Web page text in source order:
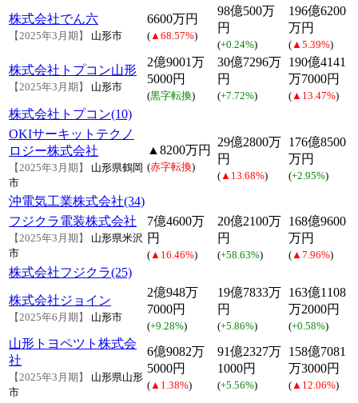
株式会社でん六
【2025年3月期】 山形市
6600万円
(▲68.57%)
98億500万
円
(+0.24%)
196億6200
万円
(▲5.39%)
株式会社トプコン山形
【2025年3月期】 山形市
2億9001万
5000円
(黒字転換)
30億7296万
円
(+7.72%)
190億4141
万7000円
(▲13.47%)
株式会社トプコン(10)
OKIサーキットテクノ
ロジー株式会社
【2025年3月期】
山形県鶴岡
市
▲8200万円
(赤字転換)
29億2800万
円
(▲13.68%)
176億8500
万円
(+2.95%)
沖電気工業株式会社(34)
フジクラ電装株式会社
【2025年3月期】
山形県米沢
市
7億4600万
円
(▲16.46%)
20億2100万
円
(+58.63%)
168億9600
万円
(▲7.96%)
株式会社フジクラ(25)
株式会社ジョイン
【2025年6月期】 山形市
2億948万
7000円
(+9.28%)
19億7833万
円
(+5.86%)
163億1108
万2000円
(+0.58%)
山形トヨペツト株式会
社
【2025年3月期】
山形県山形
市
6億9082万
5000円
(▲1.38%)
91億2327万
1000円
(+5.56%)
158億7081
万3000円
(▲12.06%)